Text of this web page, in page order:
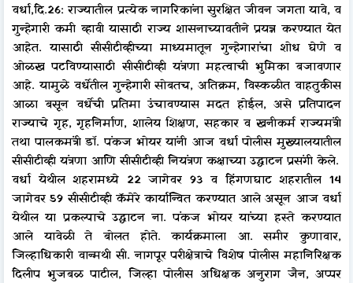
वर्धा,दि.26: राज्यातील प्रत्येक नागरिकांना सुरक्षित जीवन जगता यावे, व
गुन्हेगारी कमी व्हावी यासाठी राज्य शासनाच्यावतीने प्रयत्न करण्यात येत
आहेत. यासाठी सीसीटीव्हीच्या माध्यमातून गुन्हेगारांचा शोध घेणे व
ओळख पटविण्यासाठी सीसीटीव्ही यंत्रणा महत्वाची भुमिका बजावणार
आहे. यामुळे वर्धेतील गुन्हेगारी सोबतच, अतिक्रम, विस्कळीत वाहतुकीस
आळा बसून वर्धेची प्रतिमा उंचावण्यास मदत होईल, असे प्रतिपादन
राज्याचे गृह, गृहनिर्माण, शालेय शिक्षण, सहकार व खनीकर्म राज्यमंत्री
तथा पालकमंत्री डॉ. पंकज भोयर यांनी आज वर्धा पोलीस मुख्यालयातील
सीसीटीव्ही यंत्रणा आणि सीसीटीव्ही नियंत्रण कक्षाच्या उद्घाटन प्रसंगी केले.
वर्धा येथील शहरामध्ये 22 जागेवर 93 व हिंगणघाट शहरातील 14
जागेवर 59 सीसीटीव्ही कॅमेरे कार्यान्वित करण्यात आले असून आज वर्धा
येथील या प्रकल्पाचे उद्घाटन ना. पंकज भोयर यांच्या हस्ते करण्यात
आले यावेळी ते बोलत होते. कार्यक्रमाला आ. समीर कुणावार,
जिल्हाधिकारी वान्मथी सी. नागपूर परीक्षेत्राचे विशेष पोलीस महानिरिक्षक
दिलीप भुजबळ पाटील, जिल्हा पोलीस अधिक्षक अनुराग जैन, अप्पर